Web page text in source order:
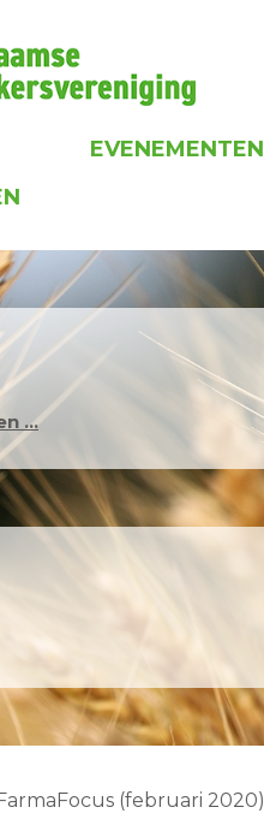
EVENEMENTEN
...
(februari 2020)